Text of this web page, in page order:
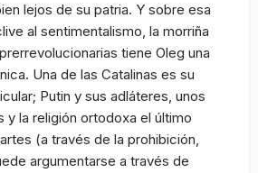
lejos de su patria. Y sobre esa
al sentimentalismo, la morriña
tiene Oleg una
Una de las Catalinas es su
Putin y sus adláteres, unos
y la religión ortodoxa el último
(a través de la prohibición,
argumentarse a través de